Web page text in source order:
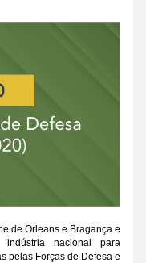
de Orleans e Bragança e
indústria nacional para
pelas Forças de Defesa e